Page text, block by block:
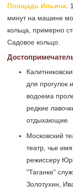
Площадь Ильича.
минут на машине
кольца, примерно
Садовое кольцо.
для прогулок
водоема
редкие
отдыхающие.
Московский
театр, чье
режиссеру
"Таганке"
Золотухин,